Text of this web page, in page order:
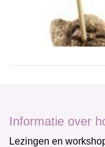
Informatie over
Lezingen en